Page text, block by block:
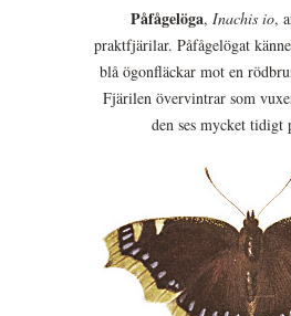
Påfågelöga, Inachis io,
praktfjärilar. Påfågelögat
blå ögonfläckar mot en
Fjärilen övervintrar som
den ses mycket tidigt